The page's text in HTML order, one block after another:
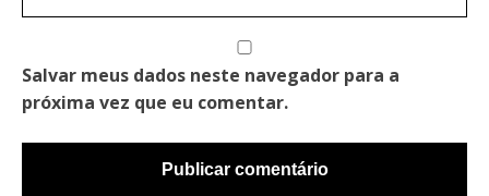
Salvar meus dados neste navegador para a
próxima vez que eu comentar.